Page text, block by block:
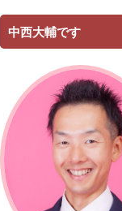
中西大輔です